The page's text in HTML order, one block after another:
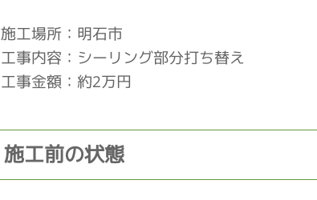
施工場所：明石市
工事内容：シーリング部分打ち替え
工事金額：約2万円
施工前の状態